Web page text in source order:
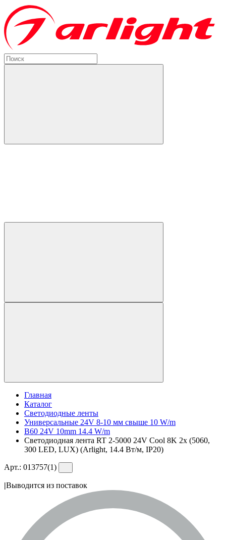
Главная
Каталог
Светодиодные ленты
Универсальные 24V 8-10 мм свыше 10 W/m
B60 24V 10mm 14.4 W/m
Светодиодная лента RT 2-5000 24V Cool 8K 2x (5060,
300 LED, LUX) (Arlight, 14.4 Вт/м, IP20)
Арт.: 013757(1)
|Выводится из поставок